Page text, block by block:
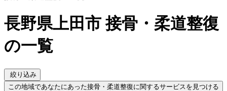
長野県上田市 接骨・柔道整復
の一覧
絞り込み
この地域であなたにあった接骨・柔道整復に関するサービスを見つける